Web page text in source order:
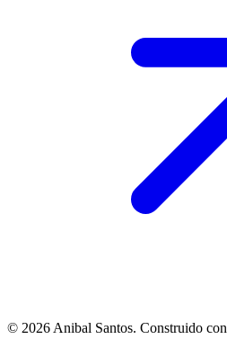
© 2026 Anibal Santos. Construido con